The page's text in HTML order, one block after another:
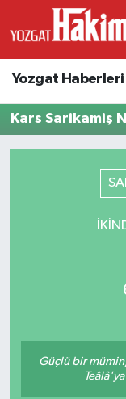
Yozgat Haberleri
Kars Sarikamiş
Güçlü bir mümin,